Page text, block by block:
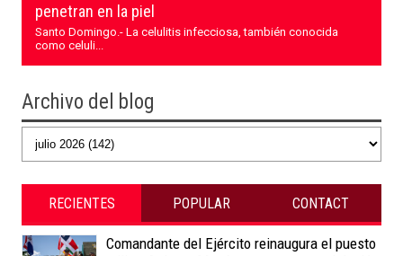
penetran en la piel
Santo Domingo.- La celulitis infecciosa, también conocida
como celuli...
Archivo del blog
RECIENTES POPULAR CONTACT
Comandante del Ejército reinaugura el puesto